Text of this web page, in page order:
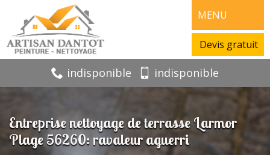
MENU
Devis gratuit
indisponible indisponible
Entreprise nettoyage de terrasse Larmor
Plage 56260: ravaleur aguerri